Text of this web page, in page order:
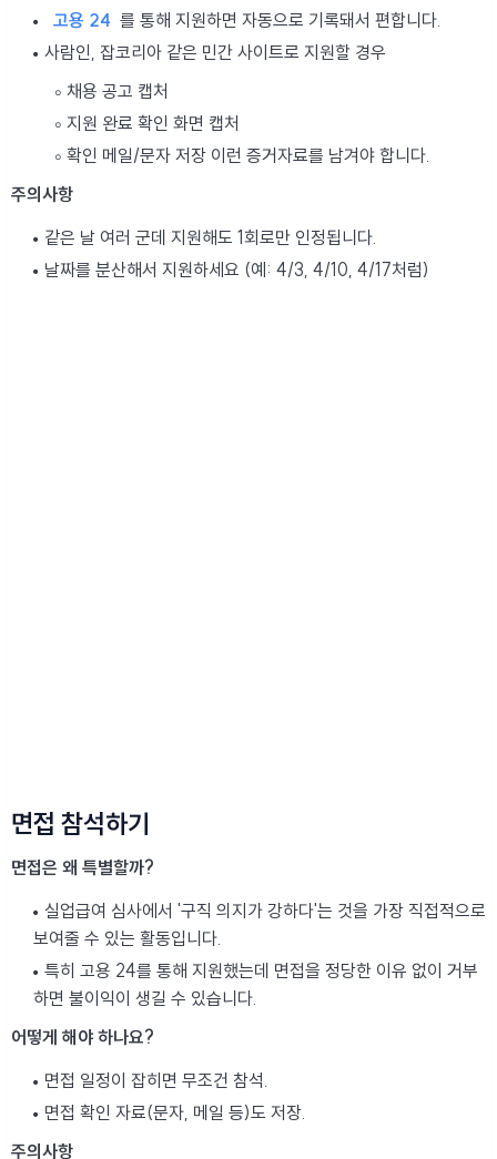
고용 24 를 통해 지원하면 자동으로 기록돼서 편합니다.
사람인, 잡코리아 같은 민간 사이트로 지원할 경우
채용 공고 캡처
지원 완료 확인 화면 캡처
확인 메일/문자 저장 이런 증거자료를 남겨야 합니다.
주의사항
같은 날 여러 군데 지원해도 1회로만 인정됩니다.
날짜를 분산해서 지원하세요 (예: 4/3, 4/10, 4/17처럼)
면접 참석하기
면접은 왜 특별할까?
실업급여 심사에서 '구직 의지가 강하다'는 것을 가장 직접적으로
보여줄 수 있는 활동입니다.
특히 고용 24를 통해 지원했는데 면접을 정당한 이유 없이 거부
하면 불이익이 생길 수 있습니다.
어떻게 해야 하나요?
면접 일정이 잡히면 무조건 참석.
면접 확인 자료(문자, 메일 등)도 저장.
주의사항